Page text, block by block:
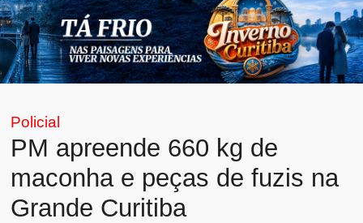
Policial
PM apreende 660 kg de
maconha e peças de fuzis na
Grande Curitiba